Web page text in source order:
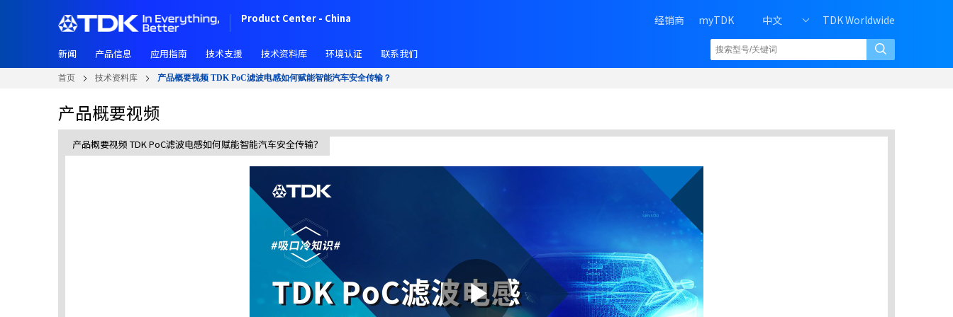
要
Product Center - China H
d
i
h
t
m
e
n
u
o
f
P
C
经销商 myTDK 中文 TDK Worldwide
新闻 产品信息 应用指南 技术支援 技术资料库 环境认证 联系我们
首页 技术资料库 产品概要视频 TDK PoC滤波电感如何赋能智能汽车安全传输？
产品概要视频
产品概要视频 TDK PoC滤波电感如何赋能智能汽车安全传输？